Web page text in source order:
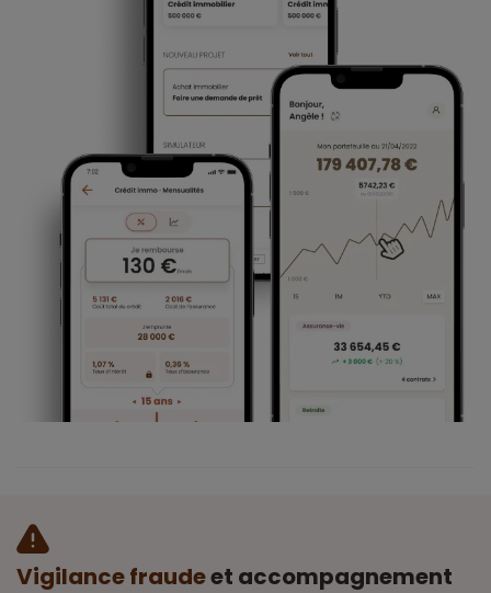
Vigilance fraudeet accompagnement